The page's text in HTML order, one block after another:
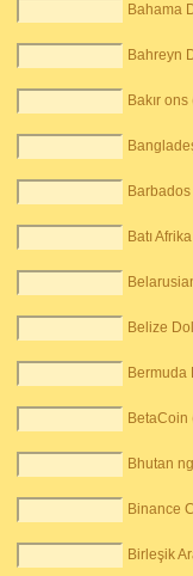
Bahama
Bahreyn
Bakır
Batı
Belize
Bermuda
BetaCoin
Bhutan
Binance
Birleşik